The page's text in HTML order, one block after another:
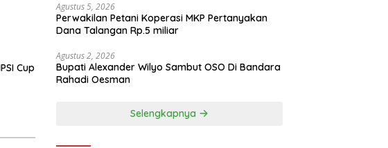
Cup
Agustus 5, 2026
Perwakilan Petani Koperasi MKP Pertanyakan
Dana Talangan Rp.5 miliar
Agustus 2, 2026
Bupati Alexander Wilyo Sambut OSO Di Bandara
Rahadi Oesman
Selengkapnya